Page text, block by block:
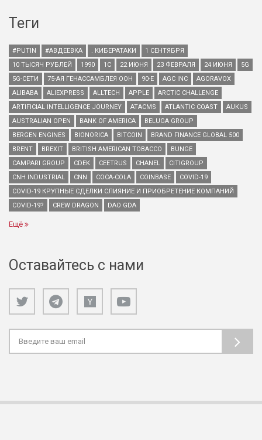
Теги
#PUTIN #АВДЕЕВКА . КИБЕРАТАКИ
1 СЕНТЯБРЯ
10 ТЫСЯЧ РУБЛЕЙ
1990 1С 22 ИЮНЯ 23 ФЕВРАЛЯ 24 ИЮНЯ
5G
5G-СЕТИ
75-АЯ ГЕНАССАМБЛЕЯ ООН 90-Е AGC INC
AGORAVOX
ALIBABA
ALIEXPRESS ALLTECH APPLE
ARCTIC CHALLENGE
ARTIFICIAL INTELLIGENCE JOURNEY
ATACMS ATLANTIC COAST
AUKUS
AUSTRALIAN OPEN
BANK OF AMERICA
BELUGA GROUP
BERGEN ENGINES
BIONORICA BITCOIN
BRAND FINANCE GLOBAL 500
BRENT
BREXIT BRITISH AMERICAN TOBACCO
BUNGE
CAMPARI GROUP
CDEK CEETRUS CHANEL
CITIGROUP
CNH INDUSTRIAL
CNN COCA-COLA COINBASE
COVID-19
COVID-19 КРУПНЫЕ СДЕЛКИ СЛИЯНИЕ И ПРИОБРЕТЕНИЕ КОМПАНИЙ
COVID-19?
CREW DRAGON DAO GDA
Ещё
Оставайтесь с нами